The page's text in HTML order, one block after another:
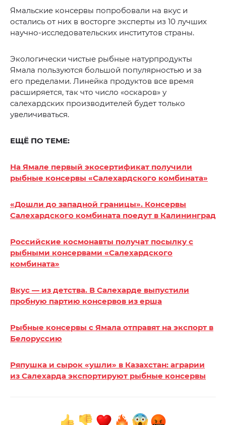
Ямальские консервы попробовали на вкус и
остались от них в восторге эксперты из 10 лучших
научно-исследовательских институтов страны.
Экологически чистые рыбные натурпродукты
Ямала пользуются большой популярностью и за
его пределами. Линейка продуктов все время
расширяется, так что число «оскаров» у
салехардских производителей будет только
увеличиваться.
ЕЩЁ ПО ТЕМЕ:
На Ямале первый экосертификат получили
рыбные консервы «Салехардского комбината»
«Дошли до западной границы». Консервы
Салехардского комбината поедут в Калининград
Российские космонавты получат посылку с
рыбными консервами «Салехардского
комбината»
Вкус — из детства. В Салехарде выпустили
пробную партию консервов из ерша
Рыбные консервы с Ямала отправят на экспорт в
Белоруссию
Ряпушка и сырок «ушли» в Казахстан: аграрии
из Салехарда экспортируют рыбные консервы